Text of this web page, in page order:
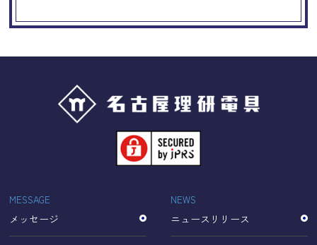
Googleアナリティクスの使用につい
当サイトでは、より良いサービスの提供、またユーザビリ
ティの向上のため、Googleアナリティクスを使用し、当サ
イトの利用状況などのデータ収集及び解析を行っておりま
す。その際、「Cookie」を通じて、Googleがお客様のIPア
ドレスなどの情報を収集する場合がありますが、
「Cookie」で収集される情報は個人を特定できるものでは
収集されたデータはGoogleのプライバシーポリシーにおい
て管理されます。
なお、当サイトのご利用をもって、上述の方法・目的にお
いてGoogle及び当サイトが行うデータ処理に関し、お客様
MESSAGE
メッセージ
NEWS
ニュースリリース